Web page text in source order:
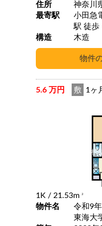
住所
神奈川
最寄駅
小田急
構造
木造
5.6 万円 敷 1ヶ
1K / 21.53m 2
物件名
令和9
東海大